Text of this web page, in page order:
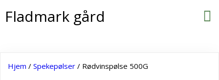
Fladmark gård
Hjem / Spekepølser / Rødvinspølse 500G